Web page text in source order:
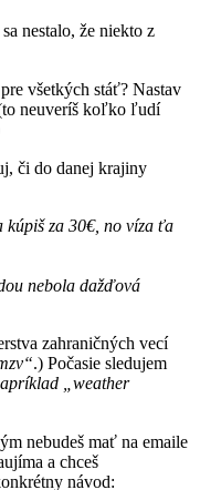
nestalo, že niekto z
všetkých stáť? Nastav
neuveríš koľko ľudí
či do danej krajiny
kúpiš za 30€, no víza ťa
nebola dažďová
zahraničných vecí
.) Počasie sledujem
„weather
nebudeš mať na emaile
a chceš
návod: